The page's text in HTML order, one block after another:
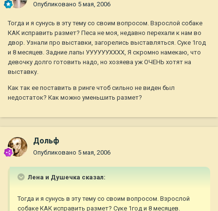
Опубликовано 5 мая, 2006
Тогда и я сунусь в эту тему со своим вопросом. Взрослой собаке
КАК исправить размет? Песа не моя, недавно перехали к нам во
двор. Узнали про выставки, загорелись выставляться. Суке 1год
и 8 месяцев. Задние лапы УУУУУУХХХХ, Я скромно намекаю, что
девочку долго готовить надо, но хозяева уж ОЧЕНЬ хотят на
выставку.
Как так ее поставить в ринге чтоб сильно не виден был
недостаток? Как можно уменьшить размет?
Дольф
Опубликовано 5 мая, 2006
Лена и Душечка сказал:
Тогда и я сунусь в эту тему со своим вопросом. Взрослой
собаке КАК исправить размет? Суке 1год и 8 месяцев.